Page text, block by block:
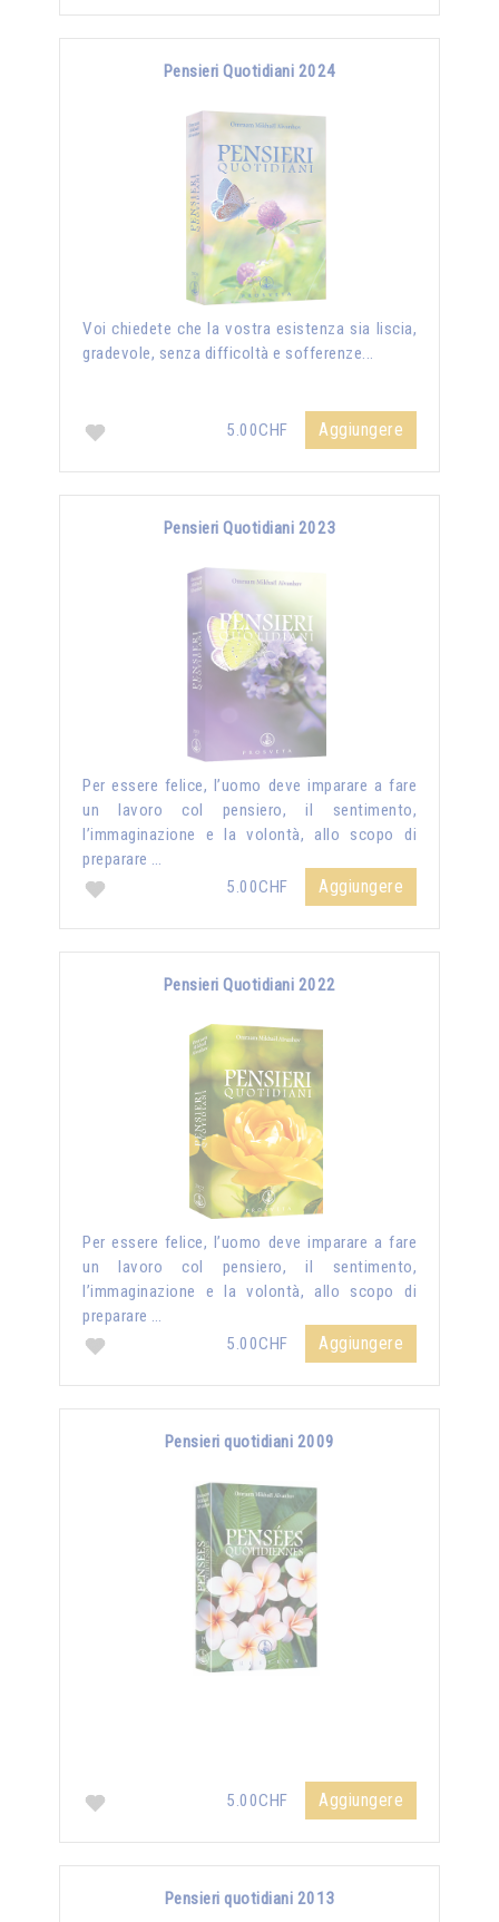
Pensieri Quotidiani 2024
Voi chiedete che la vostra esistenza sia liscia,
gradevole, senza difficoltà e sofferenze...
5.00CHF Aggiungere
Pensieri Quotidiani 2023
Per essere felice, l’uomo deve imparare a fare
un lavoro col pensiero, il sentimento,
l’immaginazione e la volontà, allo scopo di
preparare …
5.00CHF
Aggiungere
Pensieri Quotidiani 2022
Per essere felice, l’uomo deve imparare a fare
un lavoro col pensiero, il sentimento,
l’immaginazione e la volontà, allo scopo di
preparare …
5.00CHF
Aggiungere
Pensieri quotidiani 2009
5.00CHF Aggiungere
Pensieri quotidiani 2013